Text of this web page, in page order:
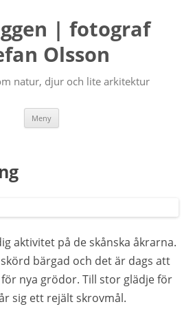
| fotograf
Olsson
natur, djur och lite arkitektur
Meny Hoppa
till
aktivitet på de skånska åkrarna.
bärgad och det är dags att
nya grödor. Till stor glädje för
sig ett rejält skrovmål.